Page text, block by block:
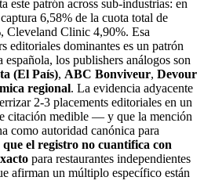
este patrón across sub-industrias: en
6,58% de la cuota total de
Cleveland Clinic 4,90%. Esa
editoriales dominantes es un patrón
española, los publishers análogos son
(El País), ABC Bonviveur, Devour
regional. La evidencia adyacente
2-3 placements editoriales en un
citación medible — y que la mención
como autoridad canónica para
el registro no cuantifica con
para restaurantes independientes
afirman un múltiplo específico están